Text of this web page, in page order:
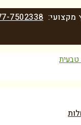
מקצועי:7502338